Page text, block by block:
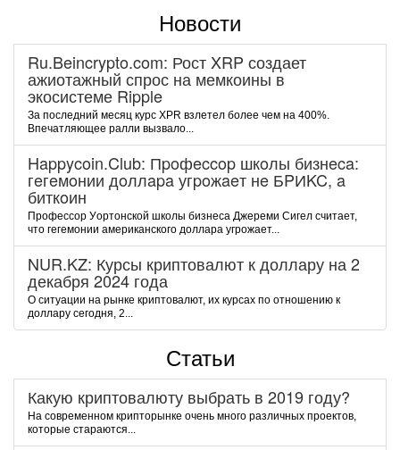
Новости
Ru.Beincrypto.com: Рост XRP создает
ажиотажный спрос на мемкоины в
экосистеме Ripple
За последний месяц курс XPR взлетел более чем на 400%.
Впечатляющее ралли вызвало...
Happycoin.Club: Пpoфeccop шкoлы бизнeca:
гeгeмoнии дoллapa угpoжaeт нe БPИKC, a
биткoин
Пpoфeccop Уopтoнcкoй шкoлы бизнeca Джepeми Cигeл cчитaeт,
чтo гeгeмoнии aмepикaнcкoгo дoллapa угpoжaeт...
NUR.KZ: Курсы криптовалют к доллару на 2
декабря 2024 года
О ситуации на рынке криптовалют, их курсах по отношению к
доллару сегодня, 2...
Статьи
Какую криптовалюту выбрать в 2019 году?
На современном крипторынке очень много различных проектов,
которые стараются...